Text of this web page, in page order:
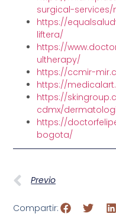
surgical-
https://
liftera/
https://
ultherapy/
https://ccmir-
https://
https://
cdmx/
https://
bogota/
Previo
Compartir: